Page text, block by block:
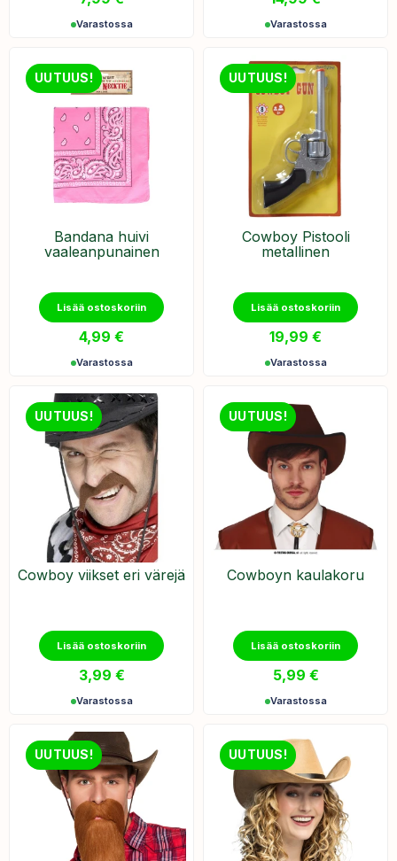
Varastossa Varastossa
UUTUUS!
Bandana huivi
vaaleanpunainen
Lisää ostoskoriin
4,99 €
Varastossa
UUTUUS!
Cowboy Pistooli
metallinen
Lisää ostoskoriin
19,99 €
Varastossa
UUTUUS!
Cowboy viikset eri värejä
Lisää ostoskoriin
3,99 €
Varastossa
UUTUUS!
​Cowboyn kaulakoru
Lisää ostoskoriin
5,99 €
Varastossa
UUTUUS! UUTUUS!